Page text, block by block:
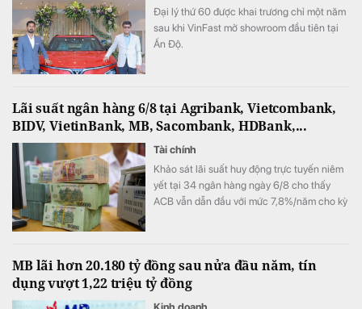
Đại lý thứ 60 được khai trương chỉ một năm
sau khi VinFast mở showroom đầu tiên tại
Ấn Độ.
Lãi suất ngân hàng 6/8 tại Agribank, Vietcombank,
BIDV, VietinBank, MB, Sacombank, HDBank,...
Tài chính
Khảo sát lãi suất huy động trực tuyến niêm
yết tại 34 ngân hàng ngày 6/8 cho thấy
ACB vẫn dẫn đầu với mức 7,8%/năm cho kỳ
MB lãi hơn 20.180 tỷ đồng sau nửa đầu năm, tín
dụng vượt 1,22 triệu tỷ đồng